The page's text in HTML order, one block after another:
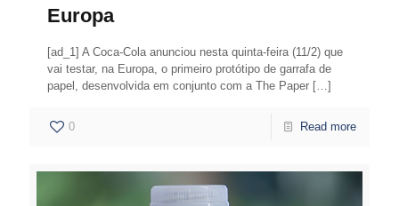
Europa
[ad_1] A Coca-Cola anunciou nesta quinta-feira (11/2) que
vai testar, na Europa, o primeiro protótipo de garrafa de
papel, desenvolvida em conjunto com a The Paper […]
0 Read more